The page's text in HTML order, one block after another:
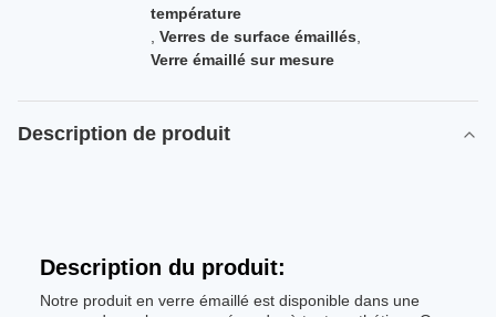
température
Verres de surface émaillés
Verre émaillé sur mesure
Description de produit
Description du produit:
Notre produit en verre émaillé est disponible dans une